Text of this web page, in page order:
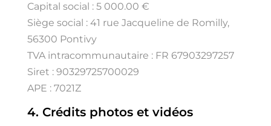
Capital social : 5 000.00 €
Siège social : 41 rue Jacqueline de Romilly,
56300 Pontivy
TVA intracommunautaire : FR 67903297257
Siret : 90329725700029
APE : 7021Z
4. Crédits photos et vidéos